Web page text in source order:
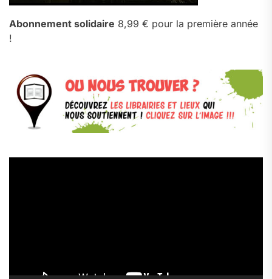
Abonnement solidaire 8,99 € pour la première année
!